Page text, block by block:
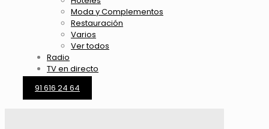
Moda y Complementos
Restauración
Varios
Ver todos
Radio
TV en directo
91 616 24 64